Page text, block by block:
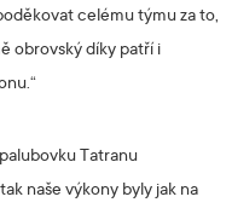
celému týmu za to,
obrovský díky patří i
Tatranu
naše výkony byly jak na